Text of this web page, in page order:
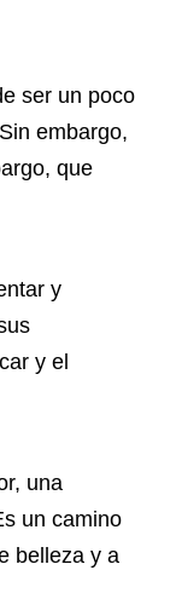
ser un poco
embargo,
que
y
y el
una
un camino
belleza y a